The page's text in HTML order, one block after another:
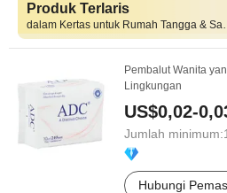
Produk Terlaris
dalam
Pembalut Wanita
Lingkungan
US$0,02-
Jumlah minimum:
Hubungi